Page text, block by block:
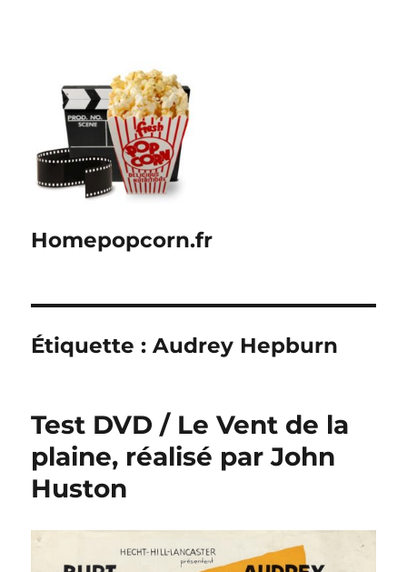
Homepopcorn.fr
Étiquette :Audrey Hepburn
Test DVD / Le Vent de la
plaine, réalisé par John
Huston